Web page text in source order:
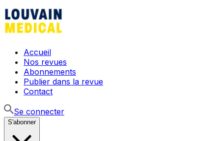
Accueil
Nos revues
Abonnements
Publier dans la revue
Contact
Se connecter
S'abonner